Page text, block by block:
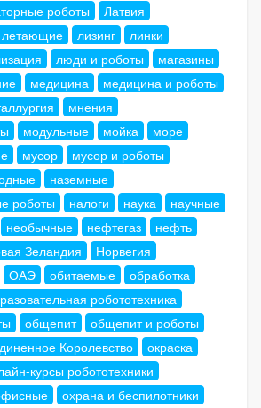
роботы
Латвия
летающие лизинг
линки
люди и роботы
магазины
медицина
медицина и роботы
мнения
модульные мойка
море
мусор
мусор и роботы
наземные
роботы
налоги наука
научные
необычные нефтегаз
нефть
Зеландия
Норвегия
ОАЭ обитаемые
обработка
робототехника
общепит
общепит и роботы
Королевство
окраска
курсы робототехники
охрана и беспилотники